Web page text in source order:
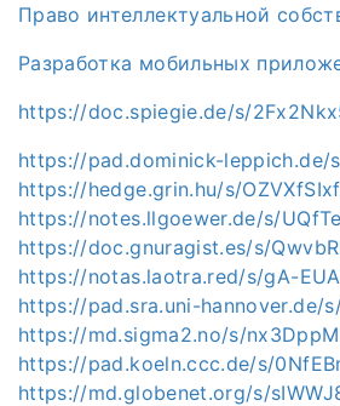
Право интеллектуальной
Разработка мобильных
https://doc.spiegie.de/s/
https://pad.dominick-leppich.de/
https://hedge.grin.hu/s/
https://notes.llgoewer.de/s/
https://doc.gnuragist.es/s/
https://notas.laotra.red/s/gA-
https://pad.sra.uni-hannover.de/
https://md.sigma2.no/s/
https://pad.koeln.ccc.de/s/
https://md.globenet.org/s/